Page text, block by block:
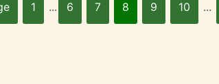
1 ... 6 7 8 9 10 ...